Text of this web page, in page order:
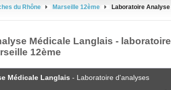
du Rhône Marseille 12ème
Laboratoire Analyse
Médicale Langlais - laboratoire
12ème
Médicale Langlais - Laboratoire d'analyses